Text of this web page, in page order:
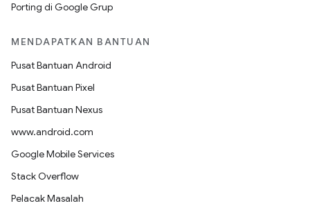
Porting di Google Grup
MENDAPATKAN BANTUAN
Pusat Bantuan Android
Pusat Bantuan Pixel
Pusat Bantuan Nexus
www.android.com
Google Mobile Services
Stack Overflow
Pelacak Masalah